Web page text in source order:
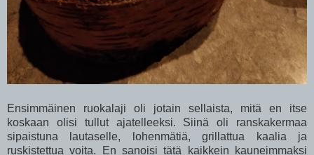
Ensimmäinen ruokalaji oli jotain sellaista, mitä en itse
koskaan olisi tullut ajatelleeksi. Siinä oli ranskakermaa
sipaistuna lautaselle, lohenmätiä, grillattua kaalia ja
ruskistettua voita. En sanoisi tätä kaikkein kauneimmaksi